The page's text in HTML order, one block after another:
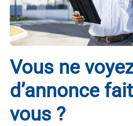
Vous ne
d’annonce
vous ?